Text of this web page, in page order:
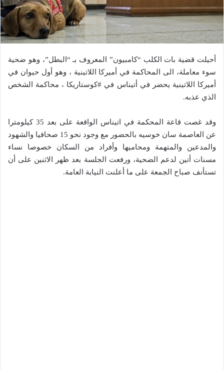
أحيلت قضية بات الكلب “كامبيون” المعروف بـ “البطل”، وهو ضحية
سوء معاملة، الى المحاكمة في ​أميركا اللاتينية​ ، وهو أول حيوان في
أميركا اللاتينية يحضر في أتيناس في ​#كوستاريكا ​، محاكمة الشخص
الذي عذبه.
وقد غصت قاعة المحكمة في اتيناس الواقعة على بعد 35 كيلومترا
عن العاصمة سان خوسيه بالحضور مع وجود نحو 15 صحافيا والشهود
والمدعين والمتهمة ومحاميها وأفراد من السكان خصوصا نساء
مسنات أتين لدعم الضحية، ورفعت الجلسة بعد ظهر الاثنين على أن
تستأنف صباح الجمعة على ما أعلنت النيابة العامة.